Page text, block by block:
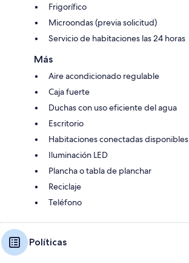
Frigorífico
Microondas (previa solicitud)
Servicio de habitaciones las 24 horas
Más
Aire acondicionado regulable
Caja fuerte
Duchas con uso eficiente del agua
Escritorio
Habitaciones conectadas disponibles
Iluminación LED
Plancha o tabla de planchar
Reciclaje
Teléfono
Políticas